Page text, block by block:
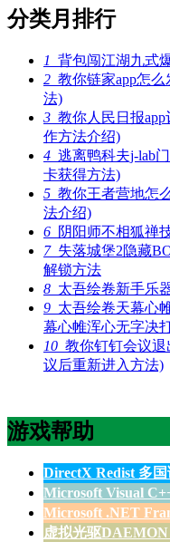
分类月排行
1 背包闯江湖九式
2 教你链家app怎
法)
3 教你人民日报
作方法介绍)
4 逃离鸭科夫j-lab
卡获得方法)
5 教你王者营地怎
法介绍)
6 阴阳师不相狐禅
7失落城堡2隐藏
解锁方法
8 太吾绘卷新手乐
9 太吾绘卷天幕心
幕心帷浑心无字决
10 教你钉钉会议
议后重新进入方法)
游戏帮助
DirectX Redist 多
Microsoft Visual
Microsoft .NET
虚拟光驱DAEMON